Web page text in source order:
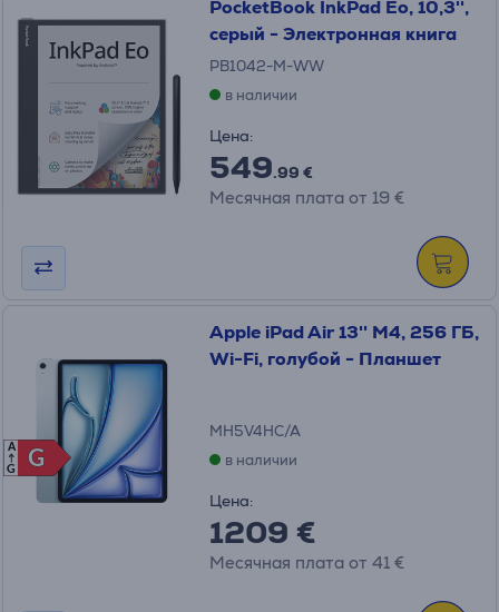
PocketBook InkPad Eo, 10,3'',
серый - Электронная книга
PB1042-M-WW
в наличии
Цена:
549.99 €
Месячная плата от 19 €
G
G
A
G
Apple iPad Air 13'' M4, 256 ГБ,
Wi-Fi, голубой - Планшет
MH5V4HC/A
в наличии
Цена:
1209 €
Месячная плата от 41 €